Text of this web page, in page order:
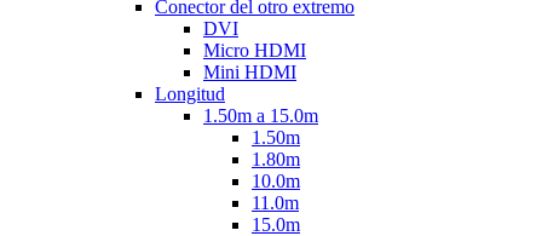
Conector del otro extremo
DVI
Micro HDMI
Mini HDMI
Longitud
1.50m a 15.0m
1.50m
1.80m
10.0m
11.0m
15.0m